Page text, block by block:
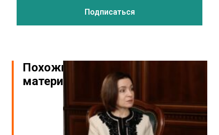
Похожие
материалы